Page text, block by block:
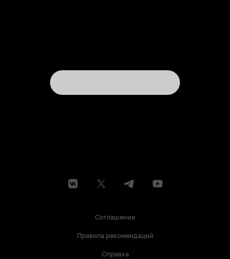
Соглашение
Правила рекомендаций
Справка